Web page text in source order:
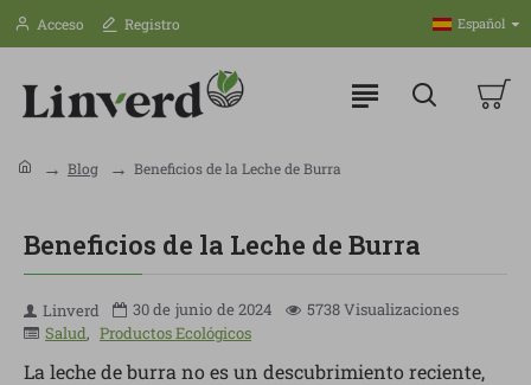
Acceso Registro Español
Blog Beneficios de la Leche de Burra
Beneficios de la Leche de Burra
Linverd 30 de junio de 2024
5738 Visualizaciones
Salud, Productos Ecológicos
La leche de burra no es un descubrimiento reciente,